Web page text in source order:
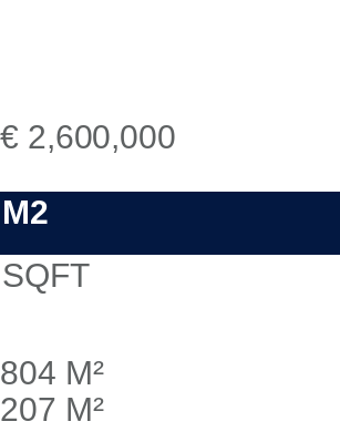
€ 2,600,000
M2
SQFT
804 M²
207 M²